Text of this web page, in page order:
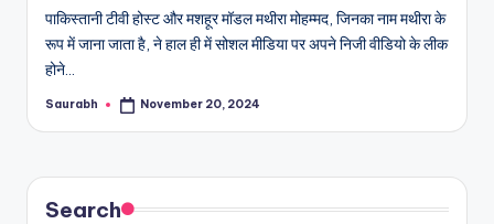
पाकिस्तानी टीवी होस्ट और मशहूर मॉडल मथीरा मोहम्मद, जिनका नाम मथीरा के
रूप में जाना जाता है, ने हाल ही में सोशल मीडिया पर अपने निजी वीडियो के लीक
होने…
Posted
Saurabh November 20, 2024
Search